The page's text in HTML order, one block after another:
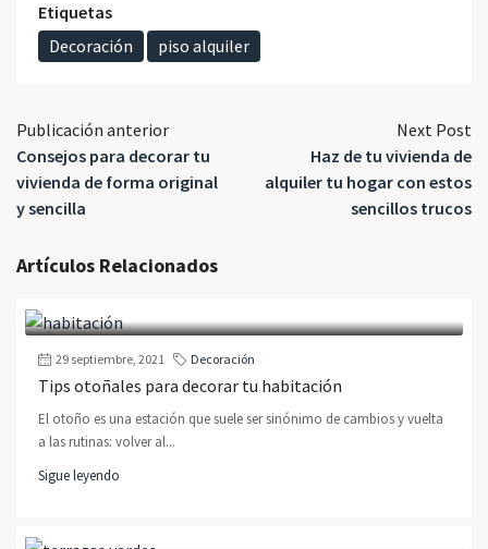
Etiquetas
Decoración
piso alquiler
Publicación anterior
Consejos para decorar tu
vivienda de forma original
y sencilla
Next Post
Haz de tu vivienda de
alquiler tu hogar con estos
sencillos trucos
Artículos Relacionados
29 septiembre, 2021 Decoración
Tips otoñales para decorar tu habitación
El otoño es una estación que suele ser sinónimo de cambios y vuelta
a las rutinas: volver al...
Sigue leyendo